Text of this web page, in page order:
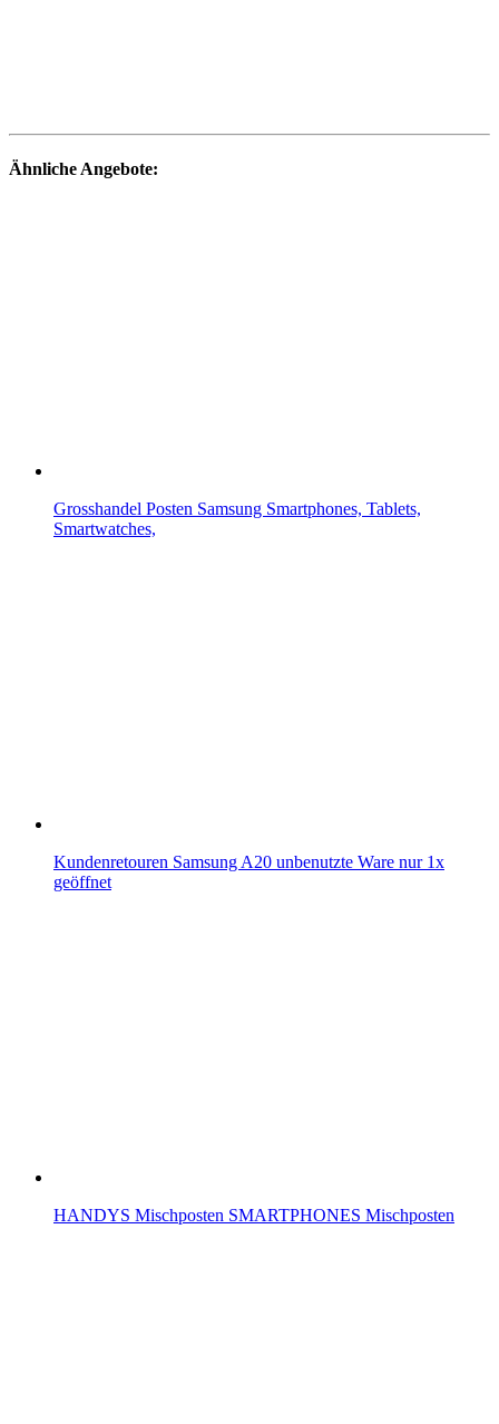
Ähnliche Angebote:
Grosshandel Posten Samsung Smartphones, Tablets,
Smartwatches,
Kundenretouren Samsung A20 unbenutzte Ware nur 1x
geöffnet
HANDYS Mischposten SMARTPHONES Mischposten